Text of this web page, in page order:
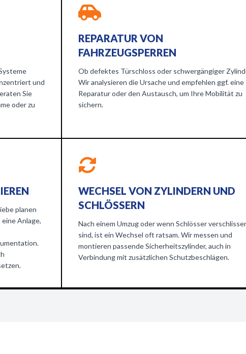
und
Sie
oder zu
REPARATUR VON
FAHRZEUGSPERREN
Ob defektes Türschloss oder schwergängiger
Wir analysieren die Ursache und empfehlen ggf. eine
Reparatur oder den Austausch, um Ihre Mobilität zu
sichern.
planen
Anlage,
WECHSEL VON ZYLINDERN UND
SCHLÖSSERN
Nach einem Umzug oder wenn Schlösser
sind, ist ein Wechsel oft ratsam. Wir messen und
montieren passende Sicherheitszylinder, auch in
Verbindung mit zusätzlichen Schutzbeschlägen.